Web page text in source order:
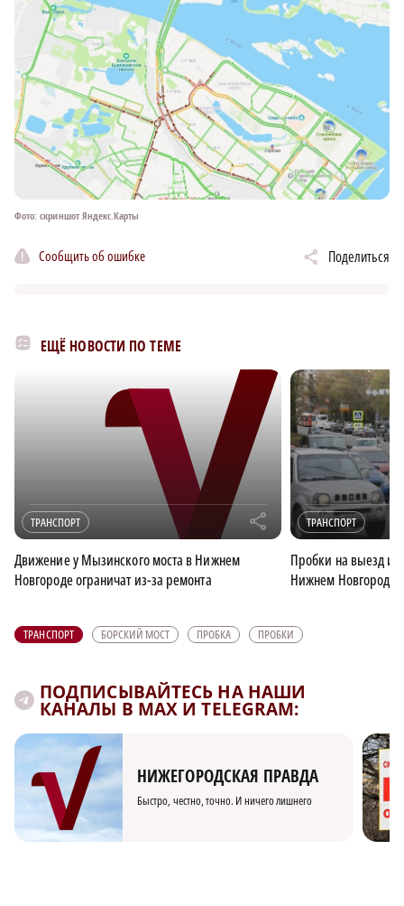
Фото: скриншот Яндекс.Карты
Сообщить об ошибке Поделиться
ЕЩЁ НОВОСТИ ПО ТЕМЕ
ТРАНСПОРТ r
Движение у Мызинского моста в Нижнем
Новгороде ограничат из-за ремонта
ТРАНСПОРТ
Пробки на выезд из
Нижнем Новгороде
ТРАНСПОРТ БОРСКИЙ МОСТ ПРОБКА ПРОБКИ
ПОДПИСЫВАЙТЕСЬ НА НАШИ
КАНАЛЫ В MAX И TELEGRAM:
НИЖЕГОРОДСКАЯ ПРАВДА
Быстро, честно, точно. И ничего лишнего